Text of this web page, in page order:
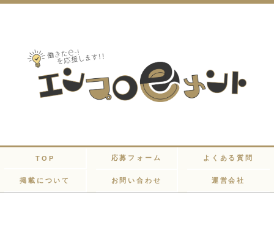
TOP 応募フォーム よくある質問
掲載について お問い合わせ 運営会社